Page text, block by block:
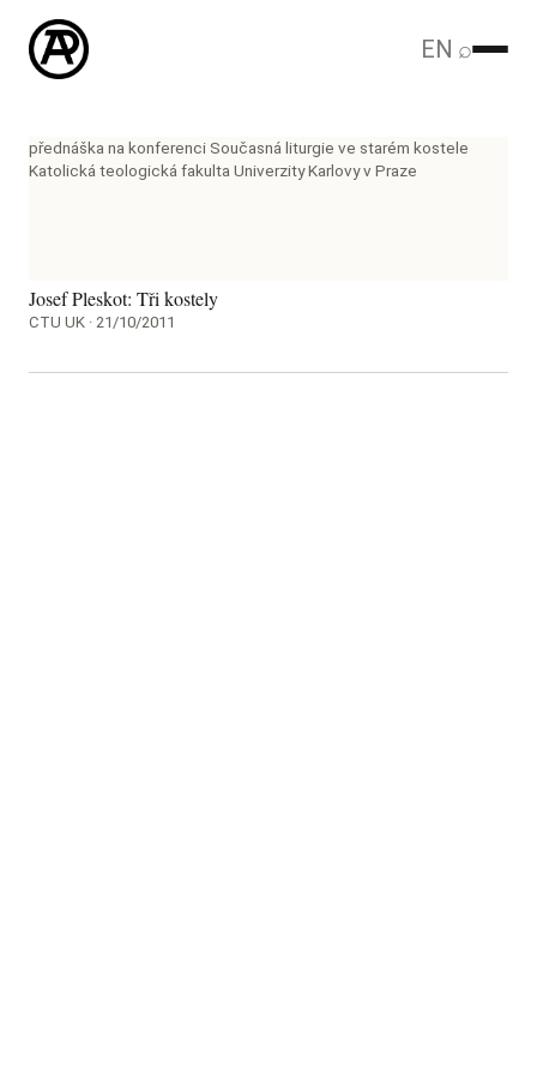
EN ⌕
přednáška na konferenci Současná liturgie ve starém kostele
Katolická teologická fakulta Univerzity Karlovy v Praze
Josef Pleskot: Tři kostely
CTU UK · 21/10/2011